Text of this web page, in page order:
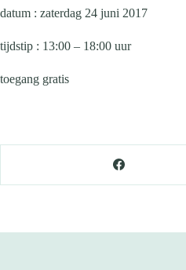
datum : zaterdag 24 juni 2017
tijdstip : 13:00 – 18:00 uur
toegang gratis